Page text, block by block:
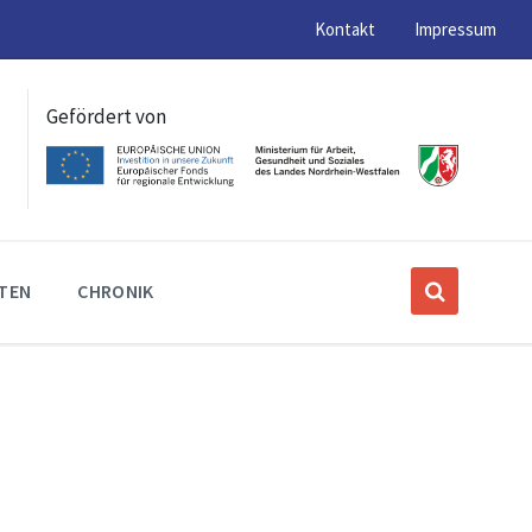
Kontakt Impressum
Gefördert von
CHRONIK